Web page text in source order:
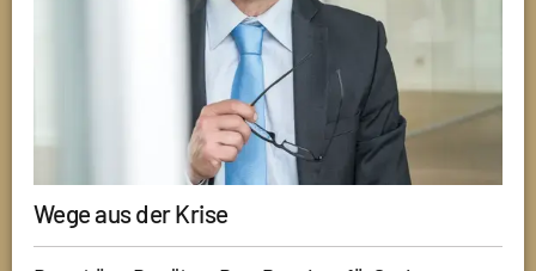
Wege aus der Krise